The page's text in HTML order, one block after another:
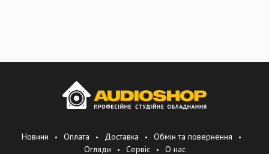
активных мониторных систем, способный удовлетворить
условиям любого заданного студийного оборудования от
малых домашних/projekt студий до наиболее требовательного
Прогрессивная ленточная технология (Accelerating Ribbon
Новини Оплата Доставка
Обмін та повернення
Огляди
Сервіс О нас